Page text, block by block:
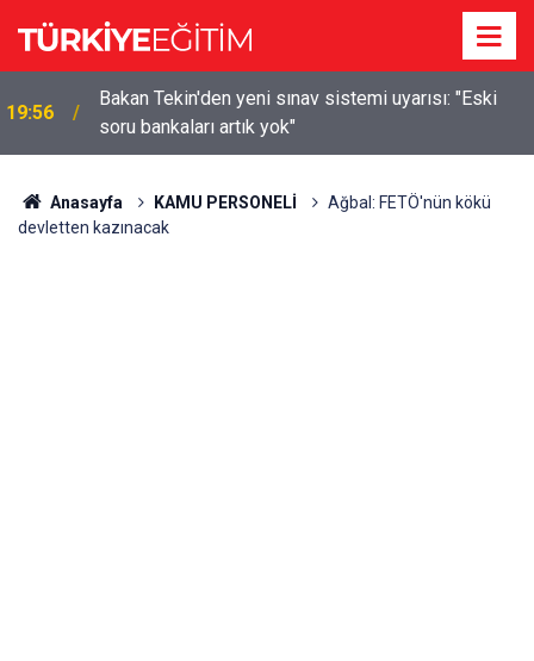
19:56
Bakan Tekin'den yeni sınav sistemi uyarısı: "Eski
soru bankaları artık yok"
Anasayfa KAMU PERSONELİ
Ağbal: FETÖ'nün kökü
devletten kazınacak